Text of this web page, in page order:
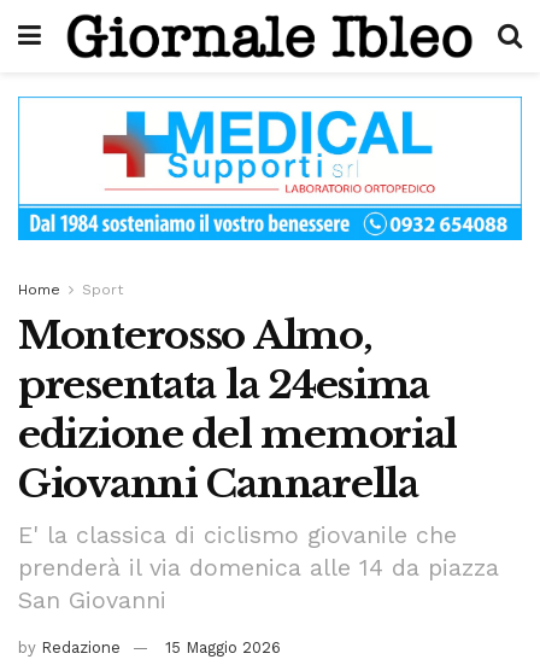
Home Sport
Monterosso Almo,
presentata la 24esima
edizione del memorial
Giovanni Cannarella
E' la classica di ciclismo giovanile che
prenderà il via domenica alle 14 da piazza
San Giovanni
by Redazione 15 Maggio 2026